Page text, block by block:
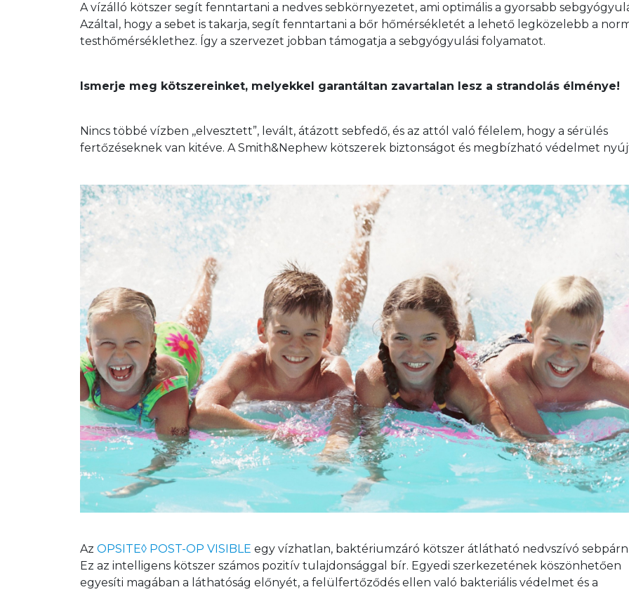
A vízálló kötszer segít fenntartani a nedves sebkörnyezetet, ami optimális a gyorsabb
Azáltal, hogy a sebet is takarja, segít fenntartani a bőr hőmérsékletét a lehető legközelebb a
testhőmérséklethez. Így a szervezet jobban támogatja a sebgyógyulási folyamatot.
Ismerje meg kötszereinket, melyekkel garantáltan zavartalan lesz a strandolás élménye!
Nincs többé vízben ,,elvesztett”, levált, átázott sebfedő, és az attól való félelem, hogy a sérülés
fertőzéseknek van kitéve. A Smith&Nephew kötszerek biztonságot és megbízható védelmet
Az OPSITE◊ POST-OP VISIBLE egy vízhatlan, baktériumzáró kötszer átlátható nedvszívó
Ez az intelligens kötszer számos pozitív tulajdonsággal bír. Egyedi szerkezetének köszönhetően
egyesíti magában a láthatóság előnyét, a felülfertőződés ellen való bakteriális védelmet és a